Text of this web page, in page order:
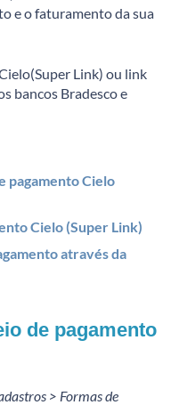
e o faturamento da sua
Link) ou link
bancos Bradesco e
pagamento Cielo
Cielo (Super Link)
através da
de pagamento
> Formas de